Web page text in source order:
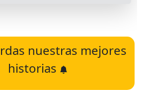
nuestras mejores
historias